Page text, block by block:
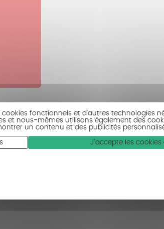
cookies fonctionnels et d’autres technologies
et nous-mêmes utilisons également des
un contenu et des publicités
J'accepte les cookies